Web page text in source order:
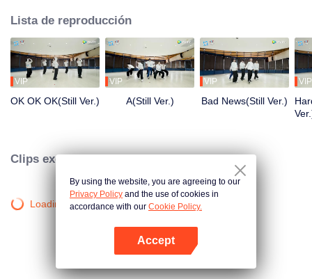
en la mañana hasta tarde en la noche, desde la falta de familiaridad hasta el
dominio, cada paso es una transformación. ¿Quieres conocer sus historias
en la sala de práctica?
Lista de reproducción
VIP
OK OK OK(Still Ver.)
VIP
A(Still Ver.)
VIP
Bad News(Still Ver.)
VIP
Clips exclusivos
Loading…
By using the website, you are agreeing to our
Privacy Policy and the use of cookies in
accordance with our Cookie Policy.
Accept